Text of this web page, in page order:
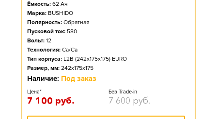
Ёмкость: 62 Ач
Марка: BUSHIDO
Полярность: Обратная
Пусковой ток: 580
Вольт: 12
Технология: Ca/Ca
Тип корпуса: L2B (242x175x175) EURO
Размер, мм: 242x175x175
Наличие: Под заказ
Цена*
7 100 руб.
Без Trade-in
7 600 руб.